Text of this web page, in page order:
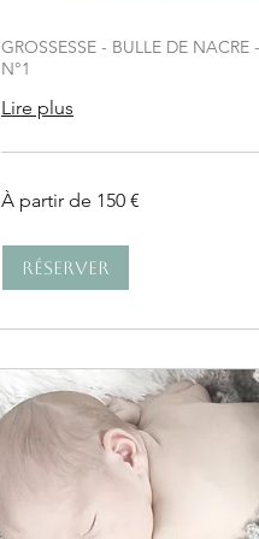
GROSSESSE - BULLE DE NACRE -
N°1
Lire plus
À
partir
À partir de 150 €
Réserver